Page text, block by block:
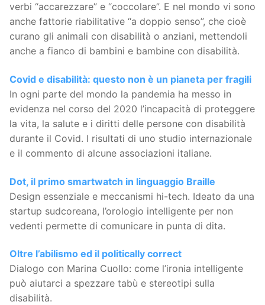
verbi “accarezzare” e “coccolare”. E nel mondo vi sono
anche fattorie riabilitative “a doppio senso”, che cioè
curano gli animali con disabilità o anziani, mettendoli
anche a fianco di bambini e bambine con disabilità.
Covid e disabilità: questo non è un pianeta per fragili
In ogni parte del mondo la pandemia ha messo in
evidenza nel corso del 2020 l’incapacità di proteggere
la vita, la salute e i diritti delle persone con disabilità
durante il Covid. I risultati di uno studio internazionale
e il commento di alcune associazioni italiane.
Dot, il primo smartwatch in linguaggio Braille
Design essenziale e meccanismi hi-tech. Ideato da una
startup sudcoreana, l’orologio intelligente per non
vedenti permette di comunicare in punta di dita.
Oltre l’abilismo ed il politically correct
Dialogo con Marina Cuollo: come l’ironia intelligente
può aiutarci a spezzare tabù e stereotipi sulla
disabilità.